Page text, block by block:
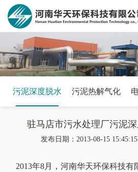
网站首页
关于我们
核心技术
新闻中心
工程案例
污泥深度脱水 污泥热解气化
驻马店市污水处理厂污泥
发布日期：2013-08-15
2013年8月，河南华天环保科技有